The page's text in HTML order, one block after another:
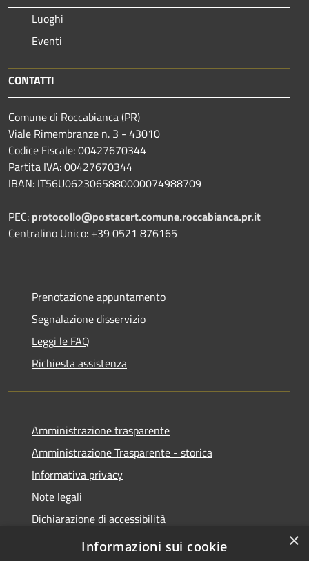
Luoghi
Eventi
CONTATTI
Comune di Roccabianca (PR)
Viale Rimembranze n. 3 - 43010
Codice Fiscale: 00427670344
Partita IVA: 00427670344
IBAN: IT56U0623065880000074988709
PEC: protocollo@postacert.comune.roccabianca.pr.it
Centralino Unico: +39 0521 876165
Prenotazione appuntamento
Segnalazione disservizio
Leggi le FAQ
Richiesta assistenza
Amministrazione trasparente
Amministrazione Trasparente - storica
Informativa privacy
Note legali
Dichiarazione di accessibilità
Obiettivi di accessibilità
×
Informazioni sui cookie